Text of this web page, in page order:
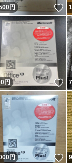
ね！
円
ね！
円
ね！
円